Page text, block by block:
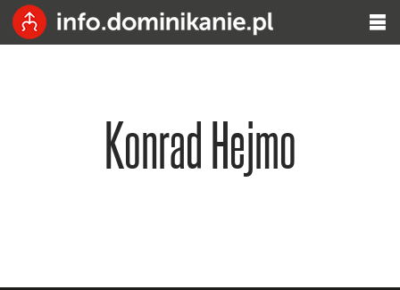
Konrad Hejmo